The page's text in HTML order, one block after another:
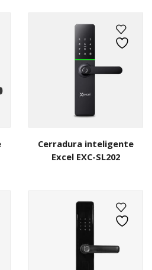
Cerradura inteligente
Excel EXC-SL202